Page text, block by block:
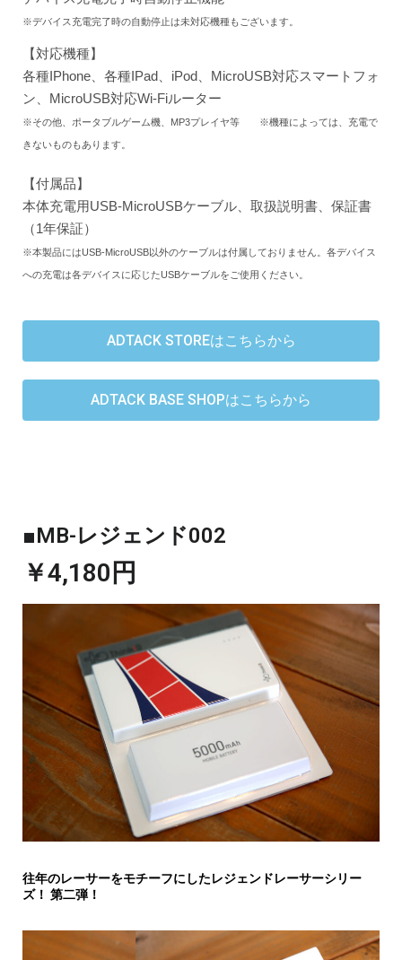
※デバイス充電完了時の自動停止は未対応機種もございます。
【対応機種】
各種IPhone、各種IPad、iPod、MicroUSB対応スマートフォ
ン、MicroUSB対応Wi-Fiルーター
※その他、ポータブルゲーム機、MP3プレイヤ等 ※機種によっては、充電で
きないものもあります。
【付属品】
本体充電用USB-MicroUSBケーブル、取扱説明書、保証書
（1年保証）
※本製品にはUSB-MicroUSB以外のケーブルは付属しておりません。各デバイス
への充電は各デバイスに応じたUSBケーブルをご使用ください。
ADTACK STOREはこちらから
ADTACK BASE SHOPはこちらから
■MB-レジェンド002
￥4,180円
往年のレーサーをモチーフにしたレジェンドレーサーシリー
ズ！ 第二弾！